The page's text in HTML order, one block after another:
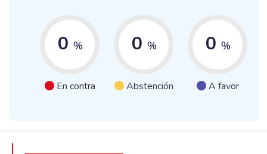
0 %
En contra
0 %
Abstención
0 %
A favor